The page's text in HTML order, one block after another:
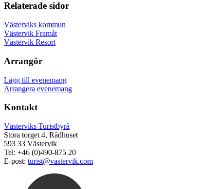
Relaterade sidor
Västerviks kommun
Västervik Framåt
Västervik Resort
Arrangör
Lägg till evenemang
Arrangera evenemang
Kontakt
Västerviks Turistbyrå
Stora torget 4, Rådhuset
593 33 Västervik
Tel: +46 (0)490-875 20
E-post: turist@vastervik.com